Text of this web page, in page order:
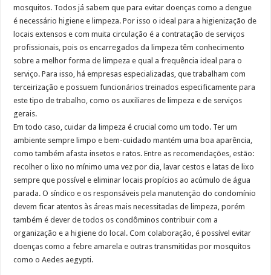
mosquitos. Todos já sabem que para evitar doenças como a dengue
é necessário higiene e limpeza. Por isso o ideal para a higienização de
locais extensos e com muita circulação é a contratação de serviços
profissionais, pois os encarregados da limpeza têm conhecimento
sobre a melhor forma de limpeza e qual a frequência ideal para o
serviço. Para isso, há empresas especializadas, que trabalham com
terceirização e possuem funcionários treinados especificamente para
este tipo de trabalho, como os auxiliares de limpeza e de serviços
gerais.
Em todo caso, cuidar da limpeza é crucial como um todo. Ter um
ambiente sempre limpo e bem-cuidado mantém uma boa aparência,
como também afasta insetos e ratos. Entre as recomendações, estão:
recolher o lixo no mínimo uma vez por dia, lavar cestos e latas de lixo
sempre que possível e eliminar locais propícios ao acúmulo de água
parada. O síndico e os responsáveis pela manutenção do condomínio
devem ficar atentos às áreas mais necessitadas de limpeza, porém
também é dever de todos os condôminos contribuir com a
organização e a higiene do local. Com colaboração, é possível evitar
doenças como a febre amarela e outras transmitidas por mosquitos
como o Aedes aegypti.